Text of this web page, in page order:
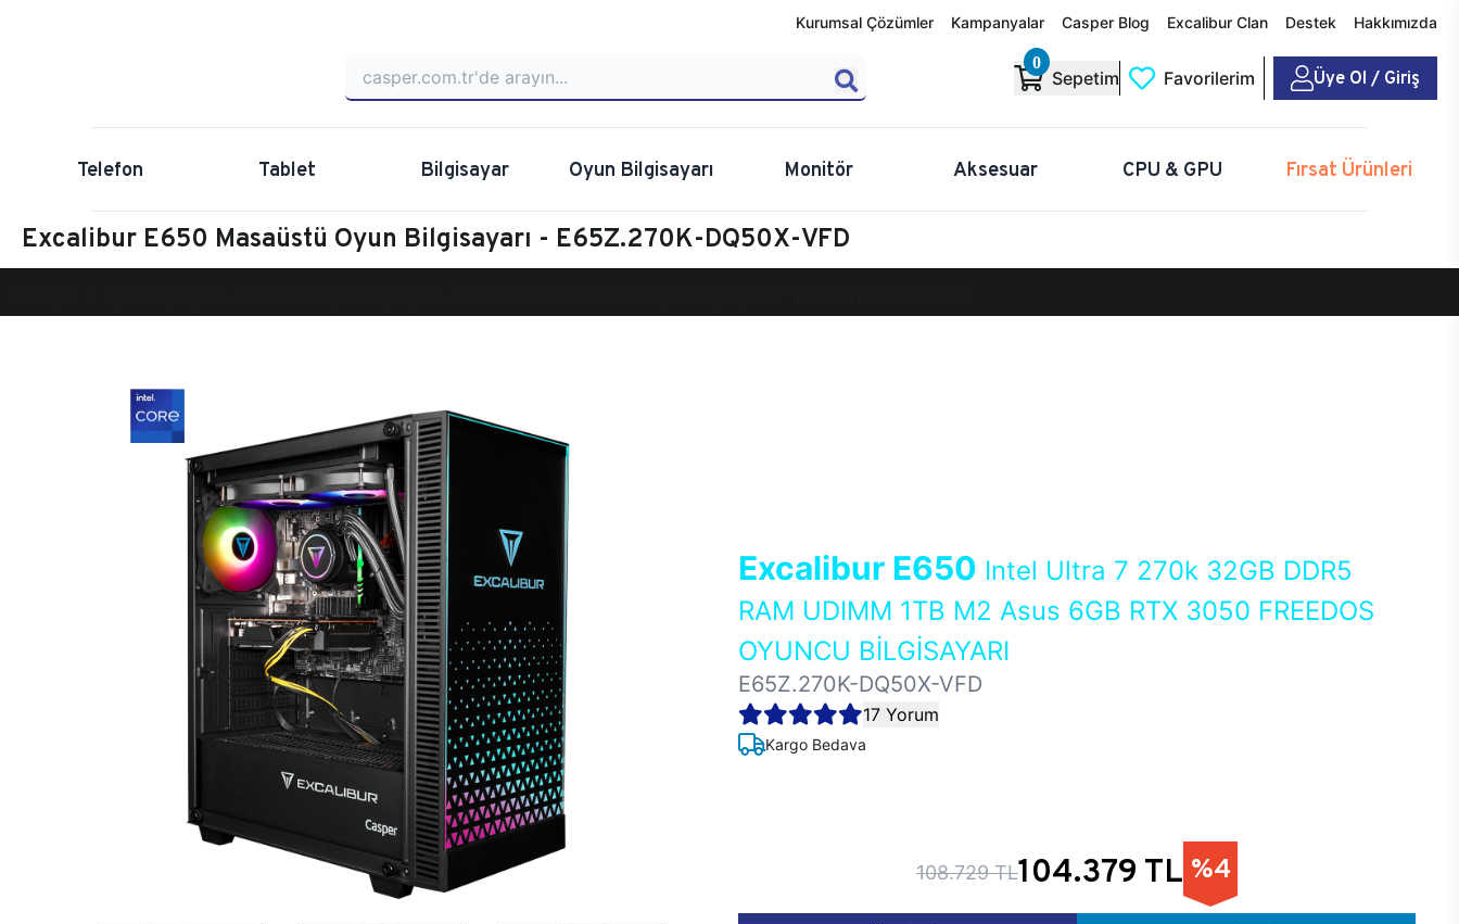
Kurumsal Çözümler Kampanyalar Casper Blog Excalibur Clan Destek Hakkımızda
0
Sepetim Favorilerim Üye Ol / Giriş
Telefon Tablet Bilgisayar Oyun Bilgisayarı Monitör Aksesuar CPU & GPU Fırsat Ürünleri
Excalibur E650 Masaüstü Oyun Bilgisayarı - E65Z.270K-DQ50X-VFD
Excalibur E650 Intel Ultra 7 270k 32GB DDR5
RAM UDIMM 1TB M2 Asus 6GB RTX 3050 FREEDOS
OYUNCU BİLGİSAYARI
E65Z.270K-DQ50X-VFD
17 Yorum
Kargo Bedava
108.729 TL104.379 TL %4